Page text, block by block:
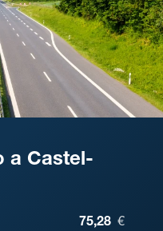
a Castel-
DI
75,28 €